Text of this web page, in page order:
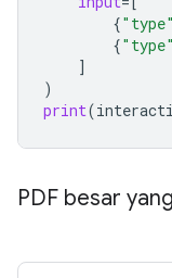
{"type"
{"type"
]
)
print(
PDF besar